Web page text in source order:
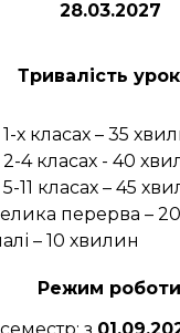
28.03.2027
Тривалість
1-х класах – 35
2-4 класах - 40
5-11 класах – 45
перерва –
– 10 хвилин
Режим роботи